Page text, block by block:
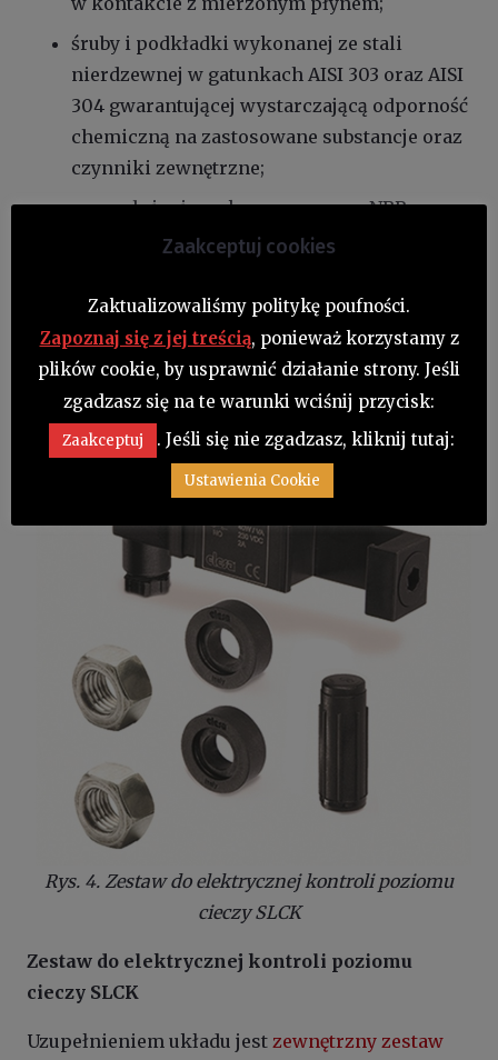
śruby i podkładki wykonanej ze stali
nierdzewnej w gatunkach AISI 303 oraz AISI
304 gwarantującej wystarczającą odporność
chemiczną na zastosowane substancje oraz
czynniki zewnętrzne;
uszczelnienie wykonane z gumy NBR,
odporne na medium, zapewniające ciągłość
przezroczystej osłony z poliwęglanu, która
dodatkowo chroni wskaźnik przed
uderzeniami i zniszczeniem
mechanicznym.
Rys. 4. Zestaw do elektrycznej kontroli poziomu
cieczy SLCK
Zestaw do elektrycznej kontroli poziomu
cieczy SLCK
Uzupełnieniem układu jest zewnętrzny zestaw
Zaakceptuj cookies
Zaktualizowaliśmy politykę poufności.
Zapoznaj się z jej treścią, ponieważ korzystamy z
plików cookie, by usprawnić działanie strony. Jeśli
zgadzasz się na te warunki wciśnij przycisk:
Zaakceptuj . Jeśli się nie zgadzasz, kliknij tutaj:
Ustawienia Cookie